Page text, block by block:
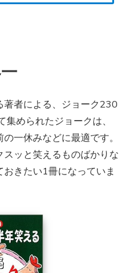
著者による、ジョーク230
められたジョークは、
一休みなどに最適です。
ッと笑えるものばかりな
きたい1冊になっていま